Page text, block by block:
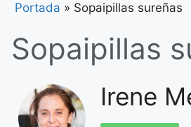
Portada » Sopaipillas sureñas
Sopaipillas
Irene